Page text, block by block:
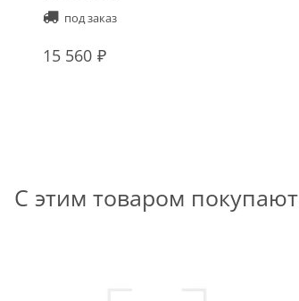
под заказ
15 560
С этим товаром покупают